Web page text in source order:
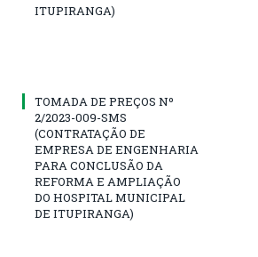
ITUPIRANGA)
TOMADA DE PREÇOS Nº
2/2023-009-SMS
(CONTRATAÇÃO DE
EMPRESA DE ENGENHARIA
PARA CONCLUSÃO DA
REFORMA E AMPLIAÇÃO
DO HOSPITAL MUNICIPAL
DE ITUPIRANGA)